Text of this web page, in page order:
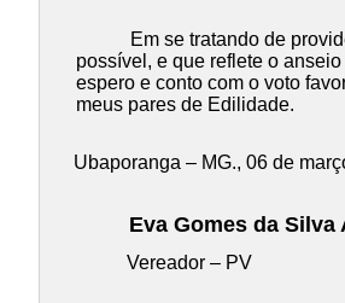
Em se tratando de
possível, e que reflete o
espero e conto com o voto
meus pares de Edilidade.
Ubaporanga – MG., 06 de
Eva Gomes da Silva
Vereador – PV